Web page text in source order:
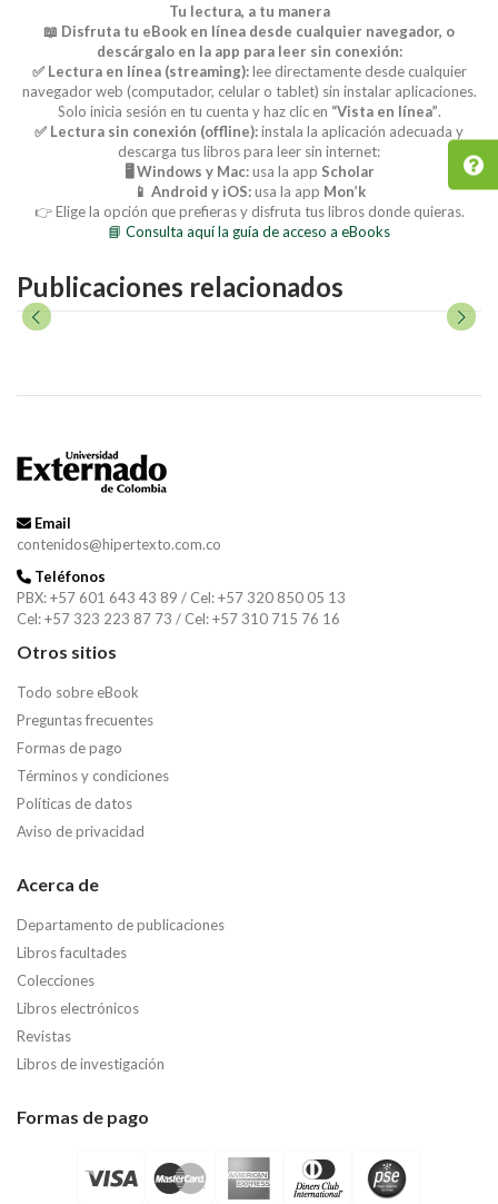
Tu lectura, a tu manera
📖 Disfruta tu eBook en línea desde cualquier navegador, o
descárgalo en la app para leer sin conexión:
✅ Lectura en línea (streaming):lee directamente desde cualquier
navegador web (computador, celular o tablet) sin instalar aplicaciones.
Solo inicia sesión en tu cuenta y haz clic en “Vista en línea”.
✅ Lectura sin conexión (offline):instala la aplicación adecuada y
descarga tus libros para leer sin internet:
🖥️ Windows y Mac:usa la app Scholar
📱 Android y iOS:usa la app Mon’k
👉 Elige la opción que prefieras y disfruta tus libros donde quieras.
📘 Consulta aquí la guía de acceso a eBooks
Publicaciones relacionados
Email
contenidos@hipertexto.com.co
Teléfonos
PBX: +57 601 643 43 89 / Cel: +57 320 850 05 13
Cel: +57 323 223 87 73 / Cel: +57 310 715 76 16
Otros sitios
Todo sobre eBook
Preguntas frecuentes
Formas de pago
Términos y condiciones
Políticas de datos
Aviso de privacidad
Acerca de
Departamento de publicaciones
Libros facultades
Colecciones
Libros electrónicos
Revistas
Libros de investigación
Formas de pago